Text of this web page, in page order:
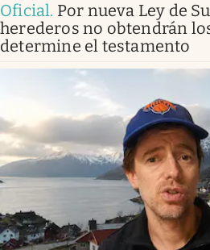
Oficial. Por nueva Ley de
herederos no obtendrán
determine el testamento